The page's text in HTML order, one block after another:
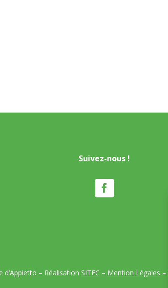
Suivez-nous !
d’Appietto – Réalisation SITEC – Mention Légales –